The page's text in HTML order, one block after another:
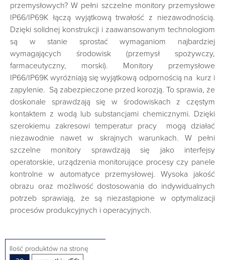
przemysłowych? W pełni szczelne monitory przemysłowe
IP66/IP69K łączą wyjątkową trwałość z niezawodnością.
Dzięki solidnej konstrukcji i zaawansowanym technologiom
są w stanie sprostać wymaganiom najbardziej
wymagających środowisk (przemysł spożywczy,
farmaceutyczny, morski). Monitory przemysłowe
IP66/IP69K wyróżniają się wyjątkową odpornością na kurz i
zapylenie. Są zabezpieczone przed korozją. To sprawia, że
doskonale sprawdzają się w środowiskach z częstym
kontaktem z wodą lub substancjami chemicznymi. Dzięki
szerokiemu zakresowi temperatur pracy mogą działać
niezawodnie nawet w skrajnych warunkach. W pełni
szczelne monitory sprawdzają się jako interfejsy
operatorskie, urządzenia monitorujące procesy czy panele
kontrolne w automatyce przemysłowej. Wysoka jakość
obrazu oraz możliwość dostosowania do indywidualnych
potrzeb sprawiają, że są niezastąpione w optymalizacji
procesów produkcyjnych i operacyjnych.
Ilość produktów na stronę